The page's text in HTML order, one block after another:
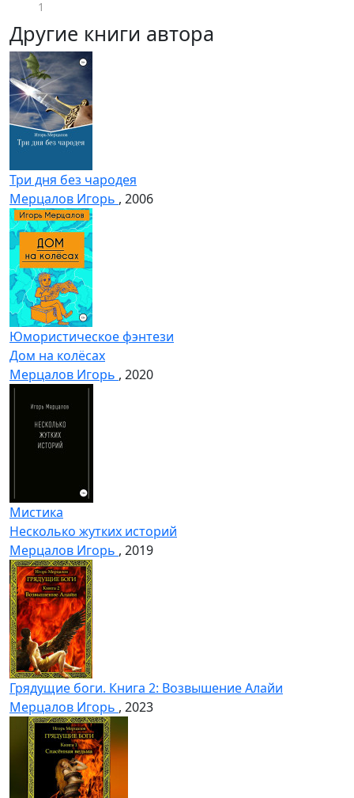
1
Другие книги автора
Три дня без чародея
Мерцалов Игорь , 2006
Юмористическое фэнтези
Дом на колёсах
Мерцалов Игорь , 2020
Мистика
Несколько жутких историй
Мерцалов Игорь , 2019
Грядущие боги. Книга 2: Возвышение Алайи
Мерцалов Игорь , 2023